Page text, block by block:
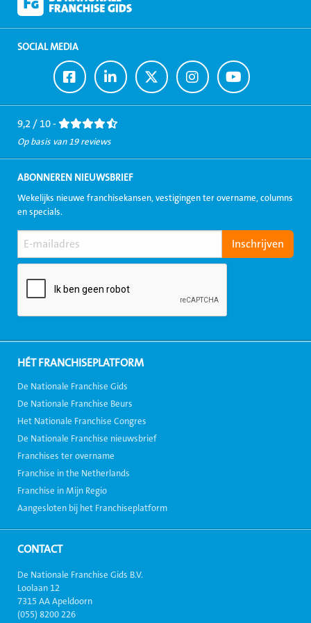
SOCIAL MEDIA
Ga
naar
Facebook
Ga
naar
LinkedIn
Ga
naar
Twitter
Ga
naar
Instagram
Ga
naar
Youtube
9,2 / 10 -
Op basis van 19 reviews
ABONNEREN NIEUWSBRIEF
Wekelijks nieuwe franchisekansen, vestigingen ter overname, columns
en specials.
HÉT FRANCHISEPLATFORM
De Nationale Franchise Gids
De Nationale Franchise Beurs
Het Nationale Franchise Congres
De Nationale Franchise nieuwsbrief
Franchises ter overname
Franchise in the Netherlands
Franchise in Mijn Regio
Aangesloten bij het Franchiseplatform
CONTACT
De Nationale Franchise Gids B.V.
Loolaan 12
7315 AA Apeldoorn
(055) 8200 226